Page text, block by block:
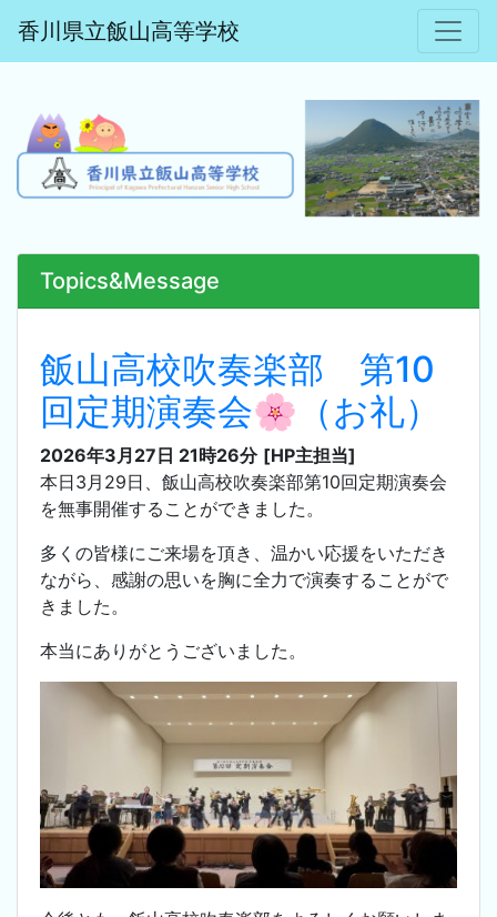
香川県立飯山高等学校
Topics&Message
飯山高校吹奏楽部 第10
回定期演奏会🌸（お礼）
2026年3月27日 21時26分 [HP主担当]
本日3月29日、飯山高校吹奏楽部第10回定期演奏会
を無事開催することができました。
多くの皆様にご来場を頂き、温かい応援をいただき
ながら、感謝の思いを胸に全力で演奏することがで
きました。
本当にありがとうございました。